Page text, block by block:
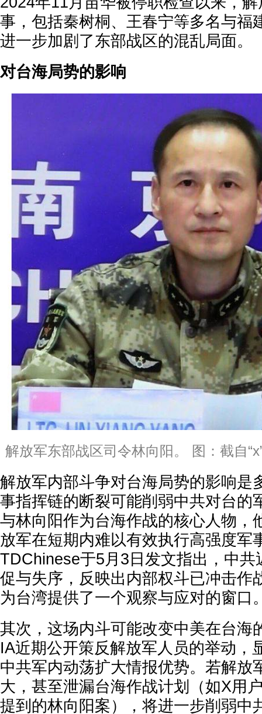
事，包括秦树桐、王春宁等多名与福
进一步加剧了东部战区的混乱局面。
对台海局势的影响
解放军东部战区司令林向阳。 图：截自
解放军内部斗争对台海局势的影响是
事指挥链的断裂可能削弱中共对台的
与林向阳作为台海作战的核心人物，
放军在短期内难以有效执行高强度军
TDChinese于5月3日发文指出，中共
促与失序，反映出内部权斗已冲击作
为台湾提供了一个观察与应对的窗口
其次，这场内斗可能改变中美在台海
IA近期公开策反解放军人员的举动，
中共军内动荡扩大情报优势。若解放
大，甚至泄漏台海作战计划（如X用
提到的林向阳案），将进一步削弱中